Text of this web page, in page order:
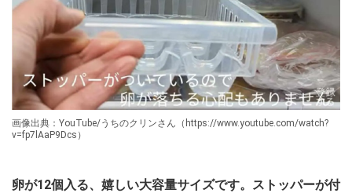
画像出典：YouTube/うちのクリンさん（https://www.youtube.com/watch?
v=fp7lAaP9Dcs）
卵が12個入る、嬉しい大容量サイズです。ストッパーが付